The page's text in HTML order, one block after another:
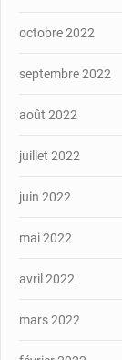
octobre 2022
septembre 2022
août 2022
juillet 2022
juin 2022
mai 2022
avril 2022
mars 2022